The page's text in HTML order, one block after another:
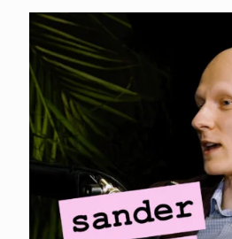
MINI-
Sander
ROI